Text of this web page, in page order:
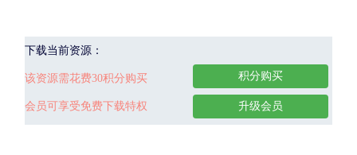
下载当前资源：
该资源需花费30积分购买
会员可享受免费下载特权
积分购买
升级会员